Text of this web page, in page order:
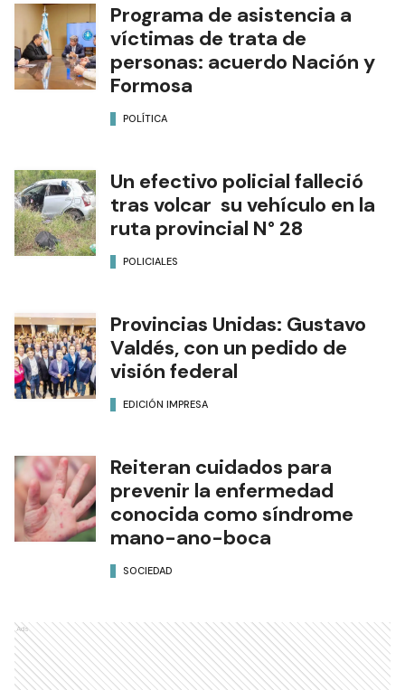
Programa de asistencia a
víctimas de trata de
personas: acuerdo Nación y
Formosa
POLÍTICA
Un efectivo policial falleció
tras volcar su vehículo en la
ruta provincial N° 28
POLICIALES
Provincias Unidas: Gustavo
Valdés, con un pedido de
visión federal
EDICIÓN IMPRESA
Reiteran cuidados para
prevenir la enfermedad
conocida como síndrome
mano-ano-boca
SOCIEDAD
Ads